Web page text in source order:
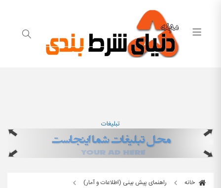
تبلیغات
خانه
راهنمای پیش بینی (اطلاعات و آمار)